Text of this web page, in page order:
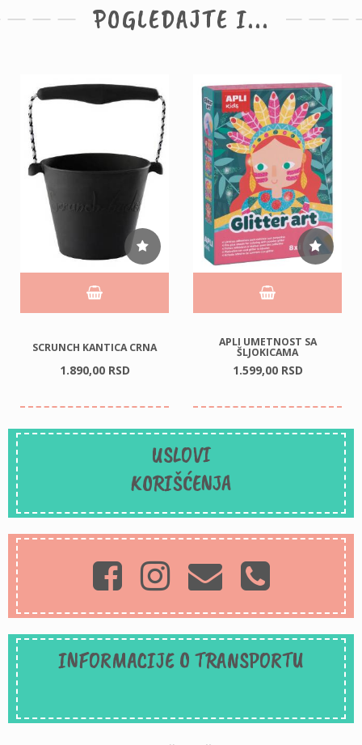
POGLEDAJTE I...
SCRUNCH KANTICA CRNA
1.890,00 RSD
APLI UMETNOST SA
ŠLJOKICAMA
1.599,00 RSD
USLOVI
KORIŠĆENJA
INFORMACIJE O TRANSPORTU